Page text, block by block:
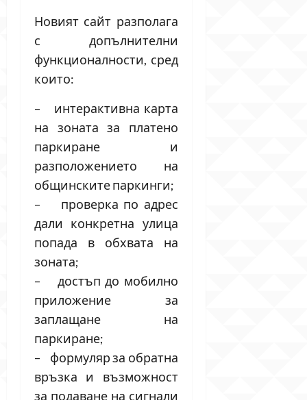
Новият сайт разполага
с допълнителни
функционалности, сред
които:
– интерактивна карта
на зоната за платено
паркиране и
разположението на
общинските паркинги;
– проверка по адрес
дали конкретна улица
попада в обхвата на
зоната;
– достъп до мобилно
приложение за
заплащане на
паркиране;
– формуляр за обратна
връзка и възможност
за подаване на сигнали